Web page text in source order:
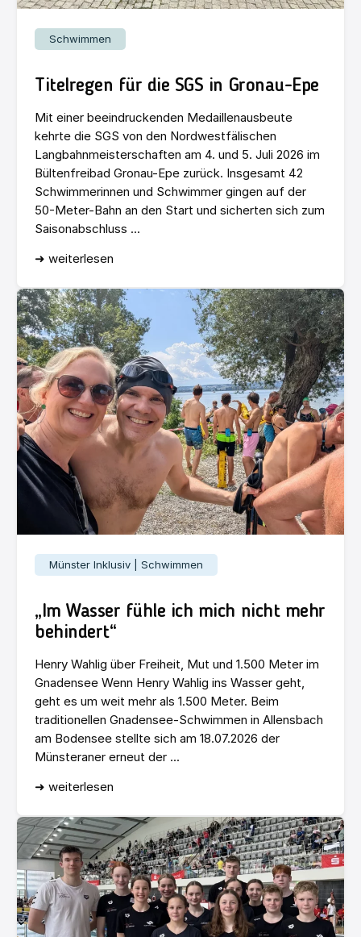
Schwimmen
Titelregen für die SGS in Gronau-Epe
Mit einer beeindruckenden Medaillenausbeute
kehrte die SGS von den Nordwestfälischen
Langbahnmeisterschaften am 4. und 5. Juli 2026 im
Bültenfreibad Gronau-Epe zurück. Insgesamt 42
Schwimmerinnen und Schwimmer gingen auf der
50-Meter-Bahn an den Start und sicherten sich zum
Saisonabschluss ...
➜ weiterlesen
Münster Inklusiv | Schwimmen
„Im Wasser fühle ich mich nicht mehr
behindert“
Henry Wahlig über Freiheit, Mut und 1.500 Meter im
Gnadensee Wenn Henry Wahlig ins Wasser geht,
geht es um weit mehr als 1.500 Meter. Beim
traditionellen Gnadensee-Schwimmen in Allensbach
am Bodensee stellte sich am 18.07.2026 der
Münsteraner erneut der ...
➜ weiterlesen